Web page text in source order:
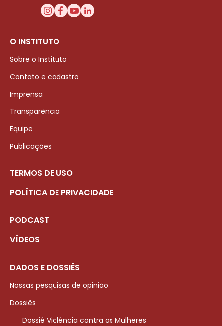
O INSTITUTO
Sobre o Instituto
Contato e cadastro
Imprensa
Transparência
Equipe
Publicações
TERMOS DE USO
POLÍTICA DE PRIVACIDADE
PODCAST
VÍDEOS
DADOS E DOSSIÊS
Nossas pesquisas de opinião
Dossiês
Dossiê Violência contra as Mulheres